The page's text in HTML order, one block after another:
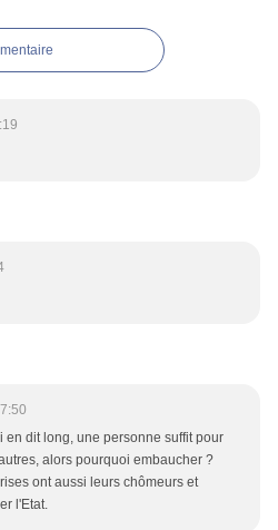
en dit long, une personne suffit pour
alors pourquoi embaucher ?
ont aussi leurs chômeurs et
l'Etat.